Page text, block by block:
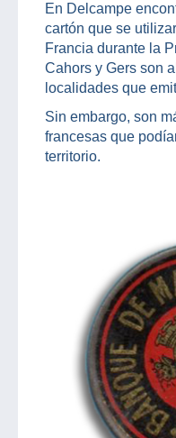
En Delcampe
cartón que se
Francia durante la
Cahors y Gers son
localidades que
Sin embargo, son
francesas que
territorio.